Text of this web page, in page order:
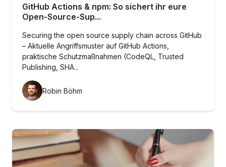
GitHub Actions & npm: So sichert ihr eure
Open-Source-Sup...
Securing the open source supply chain across GitHub
– Aktuelle Angriffsmuster auf GitHub Actions,
praktische Schutzmaßnahmen (CodeQL, Trusted
Publishing, SHA...
Robin Böhm